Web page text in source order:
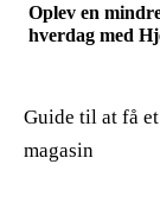
Oplev en
hverdag med
Guide til at få
magasin